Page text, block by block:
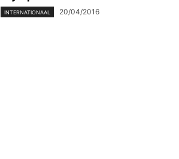
INTERNATIONAAL 20/04/2016